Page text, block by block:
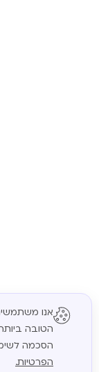
הטובה
הסכמה
הפרטיות.